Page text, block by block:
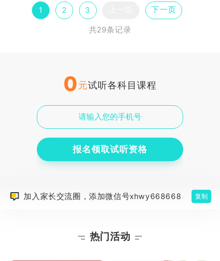
1 2 3 下一页
共29条记录
0元试听各科目课程
报名领取试听资格
加入家长交流圈，添加微信号xhwy668668 复制
热门活动